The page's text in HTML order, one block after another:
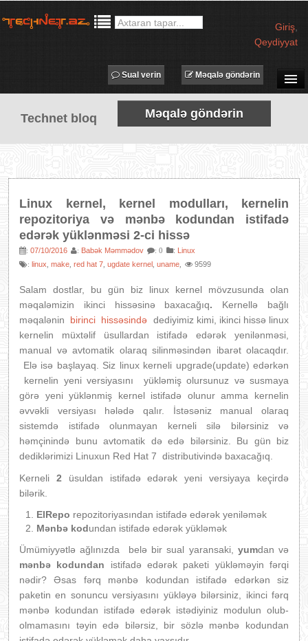
Giriş
Qeydiyyat
SUAL-CAVAB
TECHNET TV
MƏQALƏLƏR
PROQRAMLAR
AVADANLIQLAR
Məqalə göndərin
Sual verin
Technet bloq Məqalə göndərin
Linux kernel, kernel modulları, kernelin
repozitoriya və mənbə kodundan istifadə
edərək yüklənməsi 2-ci hissə
: 07/10/2016 : Babək Məmmədov : 0 : Linux
: linux make red hat 7 ugdate kernel uname 9599
Salam dostlar, bu gün biz linux kernel mövzusunda olan
məqaləmizin ikinci hissəsinə baxacağıq. Kernellə bağlı
məqalənin birinci hissəsində dediyimiz kimi, ikinci hissə linux
kernelin müxtəlif üsullardan istifadə edərək yenilənməsi,
manual və avtomatik olaraq silinməsindən ibarət olacaqdır.
Elə isə başlayaq. Siz linux kerneli upgrade(update) edərkən
kernelin yeni versiyasını yükləmiş olursunuz və susmaya
görə yeni yüklənmiş kernel istifadə olunur amma kernelin
əvvəkli versiyası hələdə qalır. İstəsəniz manual olaraq
sistemdə istifadə olunmayan kerneli silə bilərsiniz və
həmçinində bunu avtomatik də edə bilərsiniz. Bu gün biz
dediklərimizi Linuxun Red Hat 7 distributivində baxacağıq.
Kerneli 2 üsuldan istifadə edərək yeni versiyaya keçirdə
bilərik.
ElRepo repozitoriyasından istifadə edərək yeniləmək
Mənbə kodundan istifadə edərək yükləmək
Ümümiyyətlə ağlınızda belə bir sual yaransaki, yumdan və
mənbə kodundan istifadə edərək paketi yükləməyin fərqi
nədir? Əsas fərq mənbə kodundan istifadə edərkən siz
paketin en sonuncu versiyasını yükləyə bilərsiniz, ikinci fərq
mənbə kodundan istifadə edərək istədiyiniz modulun olub-
olmamasını təyin edə bilərsiz, bir sözlə mənbə kodundan